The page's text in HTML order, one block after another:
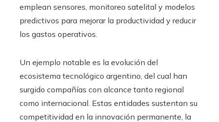
emplean sensores, monitoreo satelital y modelos
predictivos para mejorar la productividad y reducir
los gastos operativos.
Un ejemplo notable es la evolución del
ecosistema tecnológico argentino, del cual han
surgido compañías con alcance tanto regional
como internacional. Estas entidades sustentan su
competitividad en la innovación permanente, la